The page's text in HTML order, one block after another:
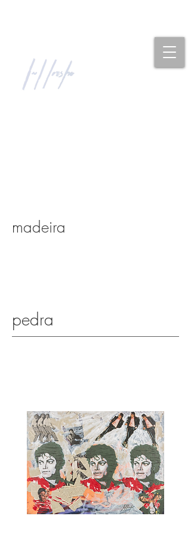
madeira
pedra